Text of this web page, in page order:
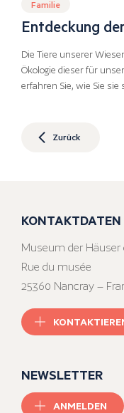
Familie
Entdeckung
Die Tiere unserer
Ökologie dieser für
erfahren Sie, wie Sie sie
Zurück
KONTAKTDATEN
Museum der Häuser
Rue du musée
25360 Nancray –
NEWSLETTER
ANMELDEN